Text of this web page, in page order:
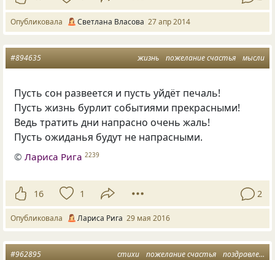
Опубликовала Светлана Власова 27 апр 2014
жизнь пожелание счастья мысли
#894635
Пусть сон развеется и пусть уйдёт печаль!
Пусть жизнь бурлит событиями прекрасными!
Ведь тратить дни напрасно очень жаль!
Пусть ожиданья будут не напрасными.
©Лариса Рига 2239
16 1 2
Опубликовала Лариса Рига 29 мая 2016
стихи пожелание счастья поздравление
#962895